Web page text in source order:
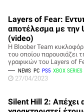
Layers of Fear:
αποτέλεσμα με την
(video)
Η Bloober Team
του οποίου παρουσιάζει
γραφικών του Layers of
NEWS PC PS5 XBOX SERIES
27/04/2023
Silent Hill 2: Απέχει